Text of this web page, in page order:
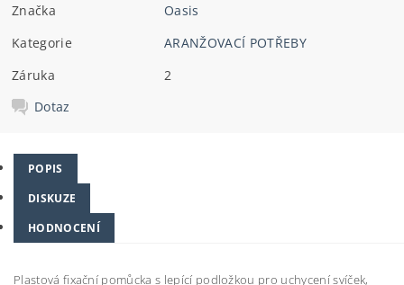
Značka
Oasis
Kategorie
ARANŽOVACÍ POTŘEBY
Záruka
2
Dotaz
POPIS
DISKUZE
HODNOCENÍ
Plastová fixační pomůcka s lepící podložkou pro uchycení svíček,